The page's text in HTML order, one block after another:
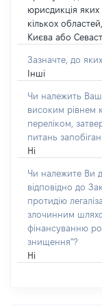
юрисдикція
кількох
Києва або
Зазначте, до
Інші
Чи належить
високим рівнем
переліком,
питань
Ні
Чи належите Ви
відповідно до
протидію
злочинним
фінансуванню
знищення"?
Ні